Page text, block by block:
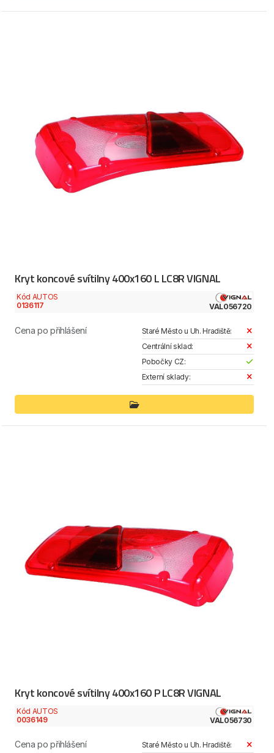
Kryt koncové svítilny 400x160 L LC8R VIGNAL
Kód AUTOS
0136117
VAL056720
Cena po přihlášení
Staré Město u Uh. Hradiště:
Centrální sklad:
Pobočky CZ:
Externí sklady:
Kryt koncové svítilny 400x160 P LC8R VIGNAL
Kód AUTOS
0036149
VAL056730
Cena po přihlášení Staré Město u Uh. Hradiště: